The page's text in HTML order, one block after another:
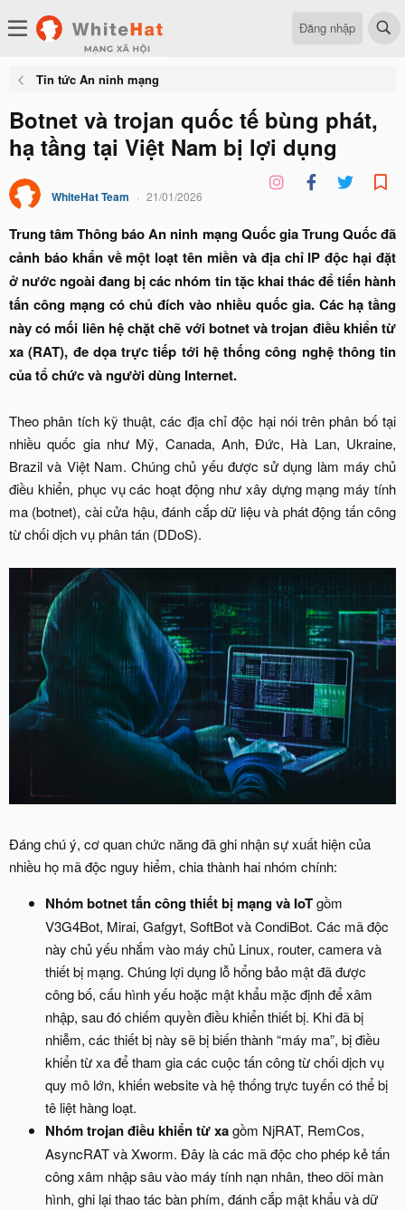
Đăng nhập
Tin tức An ninh mạng
Botnet và trojan quốc tế bùng phát,
hạ tầng tại Việt Nam bị lợi dụng
WhiteHat Team 21/01/2026
Trung tâm Thông báo An ninh mạng Quốc gia Trung Quốc đã
cảnh báo khẩn về một loạt tên miền và địa chỉ IP độc hại đặt
ở nước ngoài đang bị các nhóm tin tặc khai thác để tiến hành
tấn công mạng có chủ đích vào nhiều quốc gia. Các hạ tầng
này có mối liên hệ chặt chẽ với botnet và trojan điều khiển từ
xa (RAT), đe dọa trực tiếp tới hệ thống công nghệ thông tin
của tổ chức và người dùng Internet.
Theo phân tích kỹ thuật, các địa chỉ độc hại nói trên phân bố tại
nhiều quốc gia như Mỹ, Canada, Anh, Đức, Hà Lan, Ukraine,
Brazil và Việt Nam. Chúng chủ yếu được sử dụng làm máy chủ
điều khiển, phục vụ các hoạt động như xây dựng mạng máy tính
ma (botnet), cài cửa hậu, đánh cắp dữ liệu và phát động tấn công
từ chối dịch vụ phân tán (DDoS).
Đáng chú ý, cơ quan chức năng đã ghi nhận sự xuất hiện của
nhiều họ mã độc nguy hiểm, chia thành hai nhóm chính:
Nhóm botnet tấn công thiết bị mạng và IoTgồm
V3G4Bot, Mirai, Gafgyt, SoftBot và CondiBot. Các mã độc
này chủ yếu nhắm vào máy chủ Linux, router, camera và
thiết bị mạng. Chúng lợi dụng lỗ hổng bảo mật đã được
công bố, cấu hình yếu hoặc mật khẩu mặc định để xâm
nhập, sau đó chiếm quyền điều khiển thiết bị. Khi đã bị
nhiễm, các thiết bị này sẽ bị biến thành “máy ma”, bị điều
khiển từ xa để tham gia các cuộc tấn công từ chối dịch vụ
quy mô lớn, khiến website và hệ thống trực tuyến có thể bị
tê liệt hàng loạt.
Nhóm trojan điều khiển từ xagồm NjRAT, RemCos,
AsyncRAT và Xworm. Đây là các mã độc cho phép kẻ tấn
công xâm nhập sâu vào máy tính nạn nhân, theo dõi màn
hình, ghi lại thao tác bàn phím, đánh cắp mật khẩu và dữ